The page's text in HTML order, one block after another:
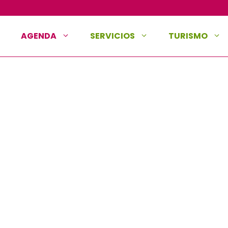
AGENDA SERVICIOS TURISMO